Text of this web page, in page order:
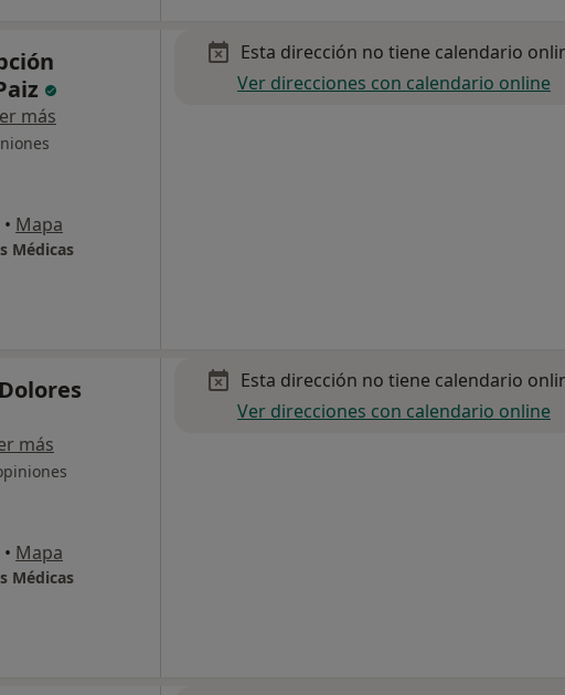
más
• Mapa
Médicas
Esta dirección no tiene calendario
Ver direcciones con calendario online
más
• Mapa
Médicas
Esta dirección no tiene calendario
Ver direcciones con calendario online